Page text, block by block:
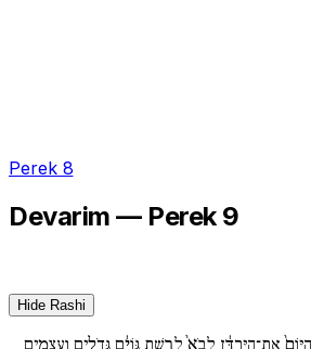
Perek 8
Devarim — Perek 9
Hide Rashi
אֶת־הַיַּרְדֵּ֔ן לָבֹא֙ לָרֶ֣שֶׁת גּוֹיִ֔ם גְּדֹלִ֥ים וַֽעֲצֻמִ֖ים